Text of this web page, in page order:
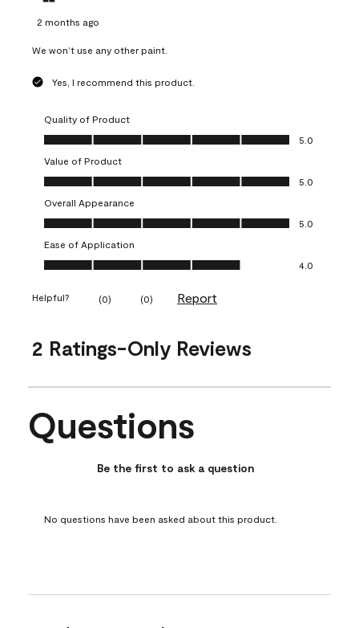
2 months ago
We won’t use any other paint.
Yes, I recommend this product.
Quality of Product
Quality of Product, 5.0 out of 5
5.0
Value of Product
Value of Product, 5.0 out of 5
5.0
Overall Appearance
Overall Appearance, 5.0 out of 5
5.0
Ease of Application
Ease of Application, 4.0 out of 5
4.0
Helpful? (0) (0) Report
2 Ratings-Only Reviews
No questions have been asked about this product.
Questions
Be the first to ask a question
No questions have been asked about this product.